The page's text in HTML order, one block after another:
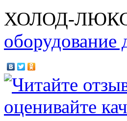
ХОЛОД-ЛЮКС
оборудование